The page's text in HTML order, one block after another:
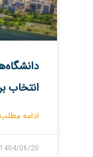
انتخاب
ادامه
1404/06/20